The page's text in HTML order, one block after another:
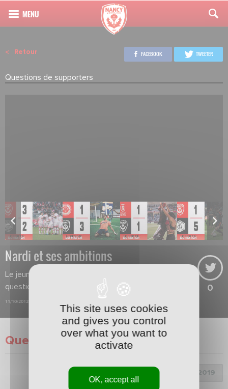
Retour
Questions de supporters
FACEBOOK TWEETER
Nardi et ses ambitions
Le jeune gardien répond à une
question de Nabil.
11/10/2012
0
Questions de supporters
Choix de la saison :
This site uses cookies
and gives you control
over what you want to
activate
OK, accept all